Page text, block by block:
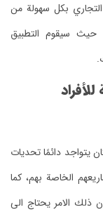
بكل سهولة من
حيث سيقوم التطبيق
يتواجد دائمًا تحديات
الخاصة بهم، كما
ذلك الامر يحتاج الى